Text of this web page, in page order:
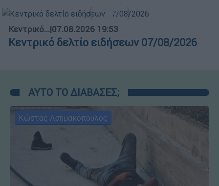
Κεντρικό...|07.08.2026 19:53
Κεντρικό δελτίο ειδήσεων 07/08/2026
ΑΥΤΟ ΤΟ ΔΙΑΒΑΣΕΣ;
Κώστας Ασημακόπουλος